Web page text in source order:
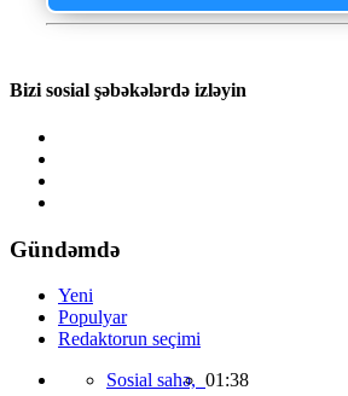
Bizi sosial şəbəkələrdə izləyin
Gündəmdə
Yeni
Populyar
Redaktorun seçimi
Sosial sahə, 01:38